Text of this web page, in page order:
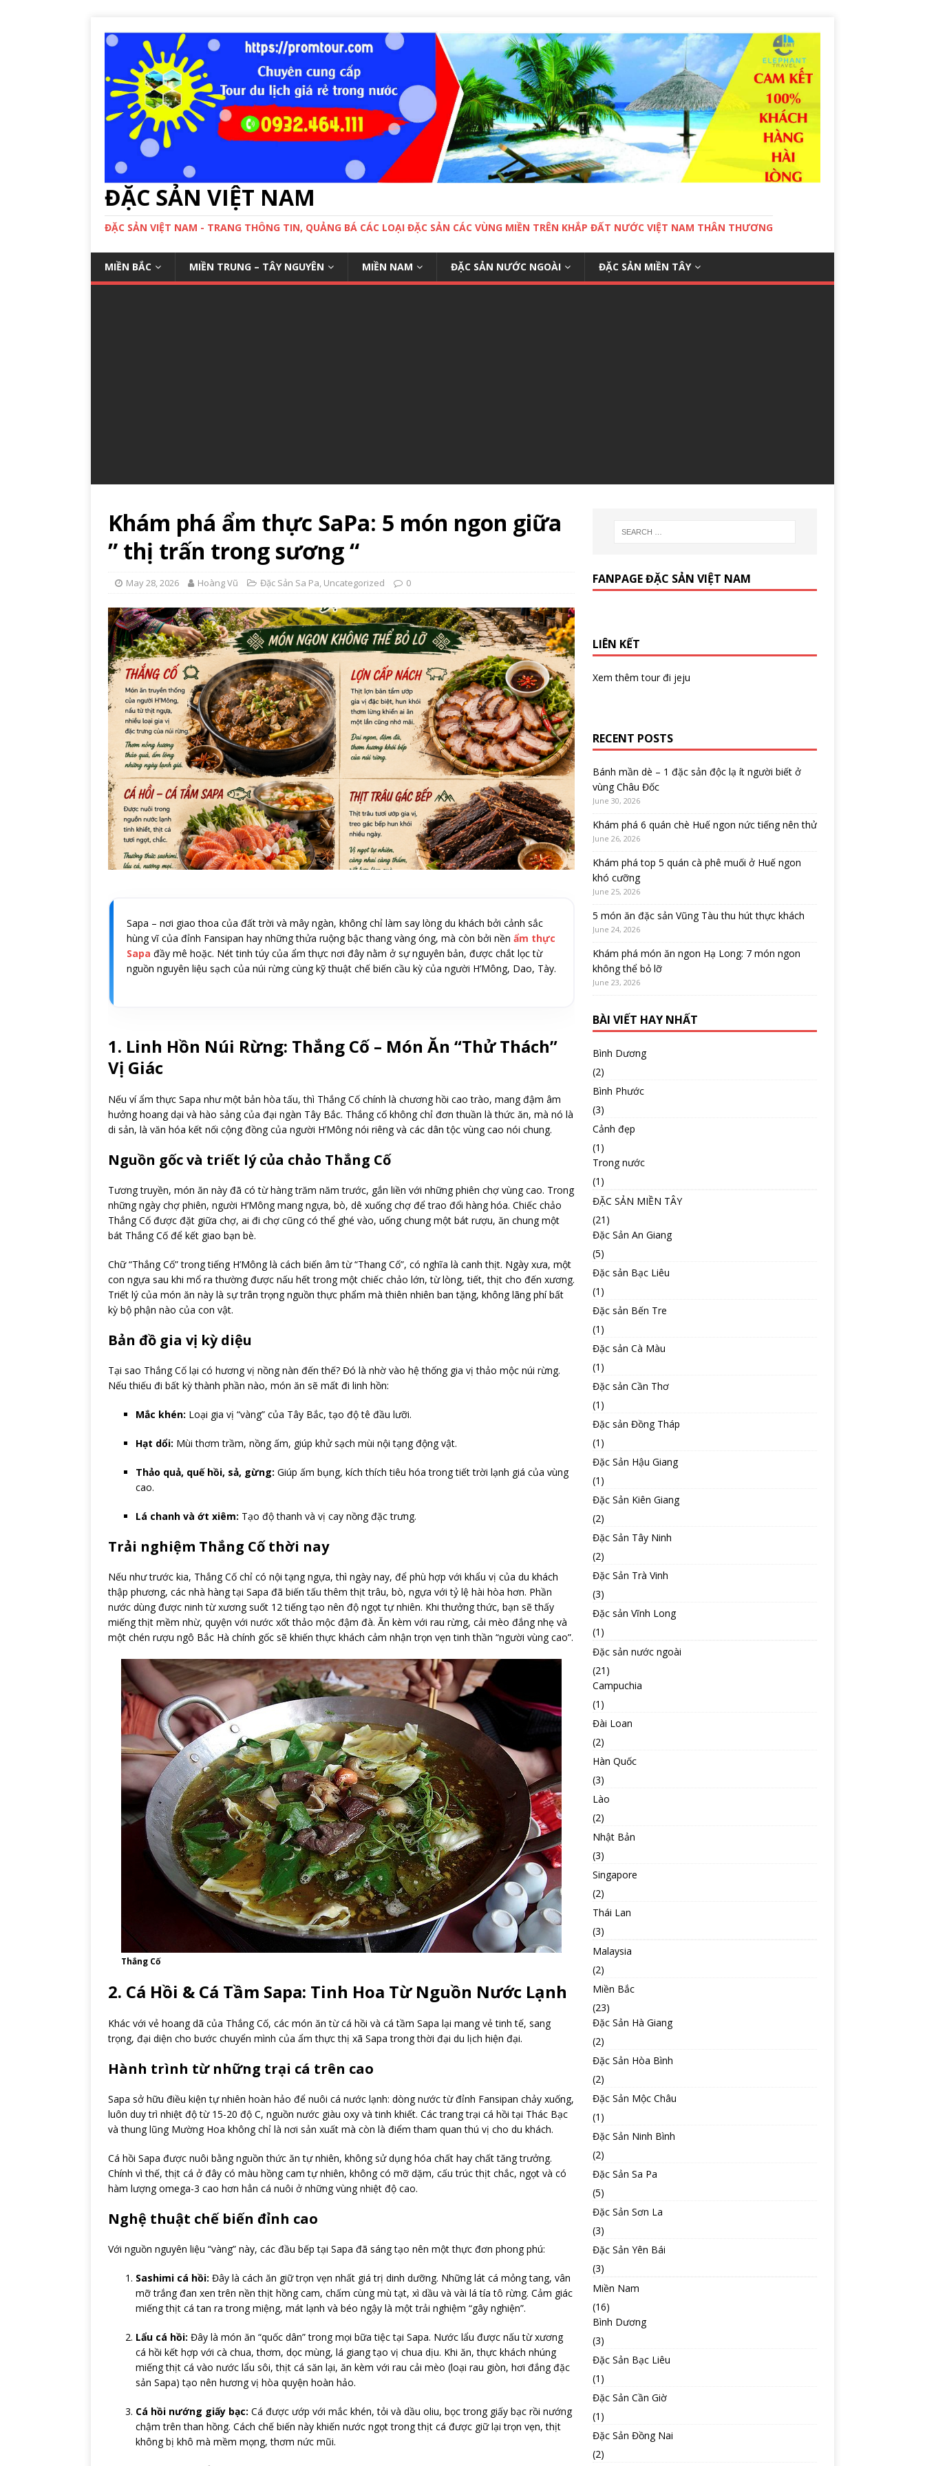
ĐẶC SẢN VIỆT NAM
ĐẶC SẢN VIỆT NAM - TRANG THÔNG TIN, QUẢNG BÁ CÁC LOẠI ĐẶC SẢN CÁC VÙNG MIỀN TRÊN KHẮP ĐẤT NƯỚC VIỆT NAM THÂN THƯƠNG
MIỀN BẮC MIỀN TRUNG – TÂY NGUYÊN MIỀN NAM ĐẶC SẢN NƯỚC NGOÀI ĐẶC SẢN MIỀN TÂY
Khám phá ẩm thực SaPa: 5 món ngon giữa
” thị trấn trong sương “
May 28, 2026 Hoàng Vũ Đặc Sản Sa Pa, Uncategorized 0
Sapa – nơi giao thoa của đất trời và mây ngàn, không chỉ làm say lòng du khách bởi cảnh sắc
hùng vĩ của đỉnh Fansipan hay những thửa ruộng bậc thang vàng óng, mà còn bởi nền ẩm thực
Sapa đầy mê hoặc. Nét tinh túy của ẩm thực nơi đây nằm ở sự nguyên bản, được chắt lọc từ
nguồn nguyên liệu sạch của núi rừng cùng kỹ thuật chế biến cầu kỳ của người H’Mông, Dao, Tày.
1. Linh Hồn Núi Rừng: Thắng Cố – Món Ăn “Thử Thách”
Vị Giác
Nếu ví ẩm thực Sapa như một bản hòa tấu, thì Thắng Cố chính là chương hồi cao trào, mang đậm âm
hưởng hoang dại và hào sảng của đại ngàn Tây Bắc. Thắng cố không chỉ đơn thuần là thức ăn, mà nó là
di sản, là văn hóa kết nối cộng đồng của người H’Mông nói riêng và các dân tộc vùng cao nói chung.
Nguồn gốc và triết lý của chảo Thắng Cố
Tương truyền, món ăn này đã có từ hàng trăm năm trước, gắn liền với những phiên chợ vùng cao. Trong
những ngày chợ phiên, người H’Mông mang ngựa, bò, dê xuống chợ để trao đổi hàng hóa. Chiếc chảo
Thắng Cố được đặt giữa chợ, ai đi chợ cũng có thể ghé vào, uống chung một bát rượu, ăn chung một
bát Thắng Cố để kết giao bạn bè.
Chữ “Thắng Cố” trong tiếng H’Mông là cách biến âm từ “Thang Cố”, có nghĩa là canh thịt. Ngày xưa, một
con ngựa sau khi mổ ra thường được nấu hết trong một chiếc chảo lớn, từ lòng, tiết, thịt cho đến xương.
Triết lý của món ăn này là sự trân trọng nguồn thực phẩm mà thiên nhiên ban tặng, không lãng phí bất
kỳ bộ phận nào của con vật.
Bản đồ gia vị kỳ diệu
Tại sao Thắng Cố lại có hương vị nồng nàn đến thế? Đó là nhờ vào hệ thống gia vị thảo mộc núi rừng.
Nếu thiếu đi bất kỳ thành phần nào, món ăn sẽ mất đi linh hồn:
Mắc khén: Loại gia vị “vàng” của Tây Bắc, tạo độ tê đầu lưỡi.
Hạt dổi: Mùi thơm trầm, nồng ấm, giúp khử sạch mùi nội tạng động vật.
Thảo quả, quế hồi, sả, gừng: Giúp ấm bụng, kích thích tiêu hóa trong tiết trời lạnh giá của vùng
cao.
Lá chanh và ớt xiêm: Tạo độ thanh và vị cay nồng đặc trưng.
Trải nghiệm Thắng Cố thời nay
Nếu như trước kia, Thắng Cố chỉ có nội tạng ngựa, thì ngày nay, để phù hợp với khẩu vị của du khách
thập phương, các nhà hàng tại Sapa đã biến tấu thêm thịt trâu, bò, ngựa với tỷ lệ hài hòa hơn. Phần
nước dùng được ninh từ xương suốt 12 tiếng tạo nên độ ngọt tự nhiên. Khi thưởng thức, bạn sẽ thấy
miếng thịt mềm nhừ, quyện với nước xốt thảo mộc đậm đà. Ăn kèm với rau rừng, cải mèo đắng nhẹ và
một chén rượu ngô Bắc Hà chính gốc sẽ khiến thực khách cảm nhận trọn vẹn tinh thần “người vùng cao”.
Thắng Cố
2. Cá Hồi & Cá Tầm Sapa: Tinh Hoa Từ Nguồn Nước Lạnh
Khác với vẻ hoang dã của Thắng Cố, các món ăn từ cá hồi và cá tầm Sapa lại mang vẻ tinh tế, sang
trọng, đại diện cho bước chuyển mình của ẩm thực thị xã Sapa trong thời đại du lịch hiện đại.
Hành trình từ những trại cá trên cao
Sapa sở hữu điều kiện tự nhiên hoàn hảo để nuôi cá nước lạnh: dòng nước từ đỉnh Fansipan chảy xuống,
luôn duy trì nhiệt độ từ 15-20 độ C, nguồn nước giàu oxy và tinh khiết. Các trang trại cá hồi tại Thác Bạc
và thung lũng Mường Hoa không chỉ là nơi sản xuất mà còn là điểm tham quan thú vị cho du khách.
Cá hồi Sapa được nuôi bằng nguồn thức ăn tự nhiên, không sử dụng hóa chất hay chất tăng trưởng.
Chính vì thế, thịt cá ở đây có màu hồng cam tự nhiên, không có mỡ dặm, cấu trúc thịt chắc, ngọt và có
hàm lượng omega-3 cao hơn hẳn cá nuôi ở những vùng nhiệt độ cao.
Nghệ thuật chế biến đỉnh cao
Với nguồn nguyên liệu “vàng” này, các đầu bếp tại Sapa đã sáng tạo nên một thực đơn phong phú:
Sashimi cá hồi: Đây là cách ăn giữ trọn vẹn nhất giá trị dinh dưỡng. Những lát cá mỏng tang, vân
mỡ trắng đan xen trên nền thịt hồng cam, chấm cùng mù tạt, xì dầu và vài lá tía tô rừng. Cảm giác
miếng thịt cá tan ra trong miệng, mát lạnh và béo ngậy là một trải nghiệm “gây nghiện”.
Lẩu cá hồi: Đây là món ăn “quốc dân” trong mọi bữa tiệc tại Sapa. Nước lẩu được nấu từ xương
cá hồi kết hợp với cà chua, thơm, dọc mùng, lá giang tạo vị chua dịu. Khi ăn, thực khách nhúng
miếng thịt cá vào nước lẩu sôi, thịt cá săn lại, ăn kèm với rau cải mèo (loại rau giòn, hơi đắng đặc
sản Sapa) tạo nên hương vị hòa quyện hoàn hảo.
Cá hồi nướng giấy bạc: Cá được ướp với mắc khén, tỏi và dầu oliu, bọc trong giấy bạc rồi nướng
chậm trên than hồng. Cách chế biến này khiến nước ngọt trong thịt cá được giữ lại trọn vẹn, thịt
không bị khô mà mềm mọng, thơm nức mũi.
FANPAGE ĐẶC SẢN VIỆT NAM
LIÊN KẾT
Xem thêmtour đi jeju
RECENT POSTS
Bánh mần dè – 1 đặc sản độc lạ ít người biết ở
vùng Châu Đốc
June 30, 2026
Khám phá 6 quán chè Huế ngon nức tiếng nên thử
June 26, 2026
Khám phá top 5 quán cà phê muối ở Huế ngon
khó cưỡng
June 25, 2026
5 món ăn đặc sản Vũng Tàu thu hút thực khách
June 24, 2026
Khám phá món ăn ngon Hạ Long: 7 món ngon
không thể bỏ lỡ
June 23, 2026
BÀI VIẾT HAY NHẤT
Bình Dương
(2)
Bình Phước
(3)
Cảnh đẹp
(1)
Trong nước
(1)
ĐẶC SẢN MIỀN TÂY
(21)
Đặc Sản An Giang
(5)
Đặc sản Bạc Liêu
(1)
Đặc sản Bến Tre
(1)
Đặc sản Cà Màu
(1)
Đặc sản Cần Thơ
(1)
Đặc sản Đồng Tháp
(1)
Đặc Sản Hậu Giang
(1)
Đặc Sản Kiên Giang
(2)
Đặc Sản Tây Ninh
(2)
Đặc Sản Trà Vinh
(3)
Đặc sản Vĩnh Long
(1)
Đặc sản nước ngoài
(21)
Campuchia
(1)
Đài Loan
(2)
Hàn Quốc
(3)
Lào
(2)
Nhật Bản
(3)
Singapore
(2)
Thái Lan
(3)
Malaysia
(2)
Miền Bắc
(23)
Đặc Sản Hà Giang
(2)
Đặc Sản Hòa Bình
(2)
Đặc Sản Mộc Châu
(1)
Đặc Sản Ninh Bình
(2)
Đặc Sản Sa Pa
(5)
Đặc Sản Sơn La
(3)
Đặc Sản Yên Bái
(3)
Miền Nam
(16)
Bình Dương
(3)
Đặc Sản Bạc Liêu
(1)
Đặc Sản Cần Giờ
(1)
Đặc Sản Đồng Nai
(2)